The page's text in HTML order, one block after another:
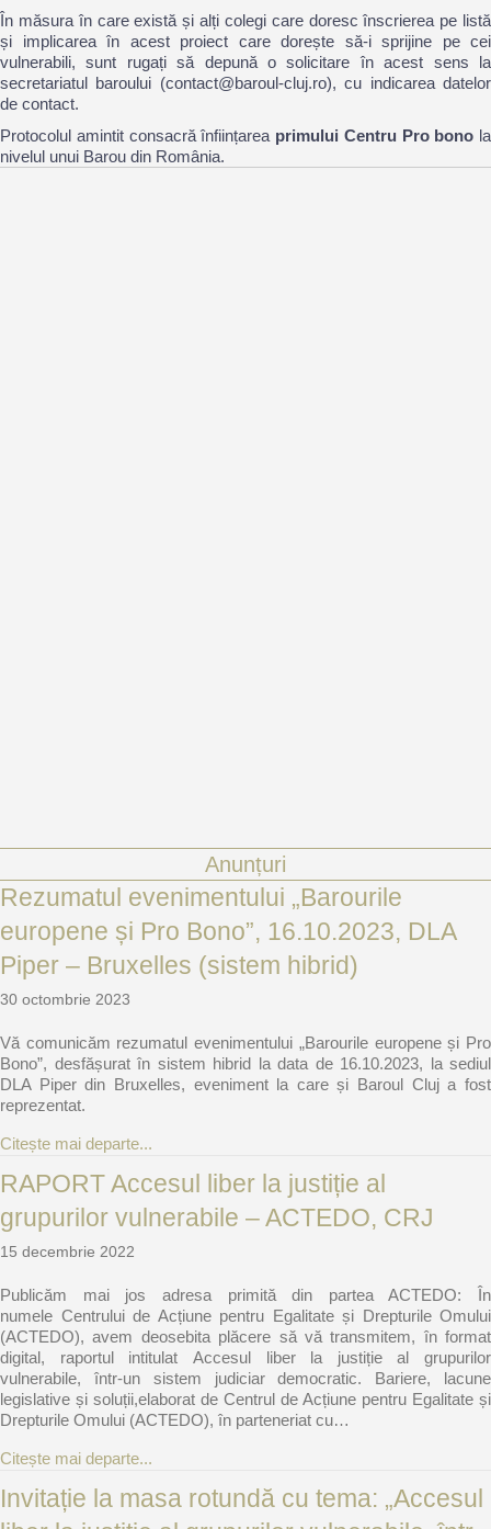
În măsura în care există și alți colegi care doresc înscrierea pe listă
și implicarea în acest proiect care dorește să-i sprijine pe cei
vulnerabili, sunt rugați să depună o solicitare în acest sens la
secretariatul baroului (contact@baroul-cluj.ro), cu indicarea datelor
de contact.
Protocolul amintit consacră înființarea primului Centru Pro bono la
nivelul unui Barou din România.
Anunțuri
Rezumatul evenimentului „Barourile
europene și Pro Bono”, 16.10.2023, DLA
Piper – Bruxelles (sistem hibrid)
30 octombrie 2023
Vă comunicăm rezumatul evenimentului „Barourile europene și Pro
Bono”, desfășurat în sistem hibrid la data de 16.10.2023, la sediul
DLA Piper din Bruxelles, eveniment la care și Baroul Cluj a fost
reprezentat.
Citește mai departe...
RAPORT Accesul liber la justiție al
grupurilor vulnerabile – ACTEDO, CRJ
15 decembrie 2022
Publicăm mai jos adresa primită din partea ACTEDO: În
numele Centrului de Acțiune pentru Egalitate și Drepturile Omului
(ACTEDO), avem deosebita plăcere să vă transmitem, în format
digital, raportul intitulat Accesul liber la justiție al grupurilor
vulnerabile, într-un sistem judiciar democratic. Bariere, lacune
legislative și soluții,elaborat de Centrul de Acțiune pentru Egalitate și
Drepturile Omului (ACTEDO), în parteneriat cu…
Citește mai departe...
Invitație la masa rotundă cu tema: „Accesul